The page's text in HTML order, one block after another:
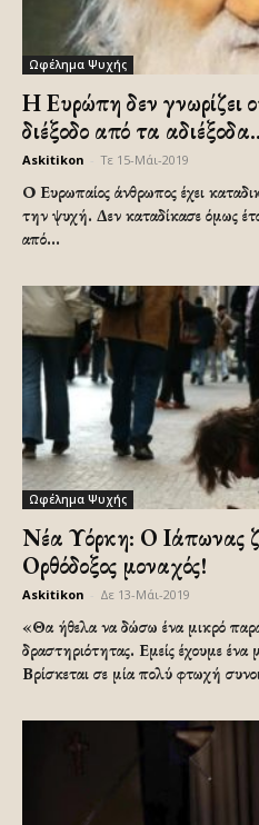
Ωφέλημα Ψυχής
Η Ευρώπη δεν γνωρίζει
διέξοδο από τα
Askitikon Τε 15-Μάι-2019
Ο Ευρωπαίος άνθρωπος έχει
την ψυχή. Δεν καταδίκασε όμως
από...
Ωφέλημα Ψυχής
Νέα Υόρκη: Ο Ιάπωνας
Ορθόδοξος μοναχός!
Askitikon Δε 13-Μάι-2019
«Θα ήθελα να δώσω ένα μικρό
δραστηριότητας. Εμείς έχουμε
Βρίσκεται σε μία πολύ φτωχή